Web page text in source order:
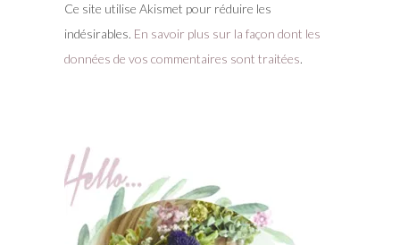
Ce site utilise Akismet pour réduire les
indésirables. En savoir plus sur la façon dont les
données de vos commentaires sont traitées.